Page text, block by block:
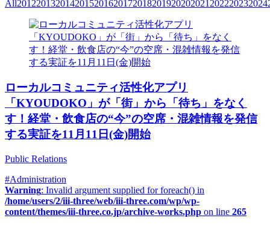
All2012201320142015201620172018201920202021 202220232024
ローカルコミュニティ活性化アプリ
「KYOUDOKO」が「街」から「待ち」をなく
す！経堂・飲食店の“今”の空席・混雑情報を発信
する実証を11月11日(金)開始
Public Relations
#Administration
Warning: Invalid argument supplied for foreach() in
/home/users/2/iii-three/web/iii-three.com/wp/wp-
content/themes/iii-three.co.jp/archive-works.php on line 265